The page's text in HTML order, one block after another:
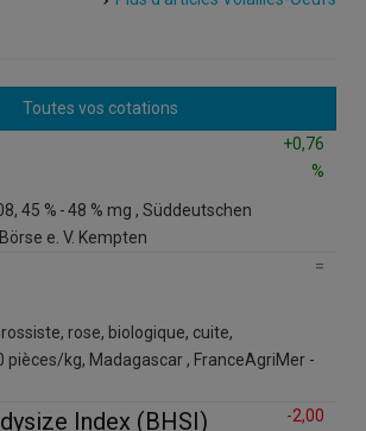
Toutes vos cotations
% - 48 % mg , Süddeutschen
e. V. Kempten
+0,76
rose, biologique, cuite,
kg, Madagascar , FranceAgriMer -
Index (BHSI) -2,00
1,89
colis